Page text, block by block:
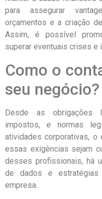
para assegurar
orçamentos e a criação
Assim, é possível
superar eventuais crises
Como o
seu negócio?
Desde as obrigações
impostos, e normas
atividades corporativas, o
essas exigências sejam
desses profissionais, há
de dados e
empresa.